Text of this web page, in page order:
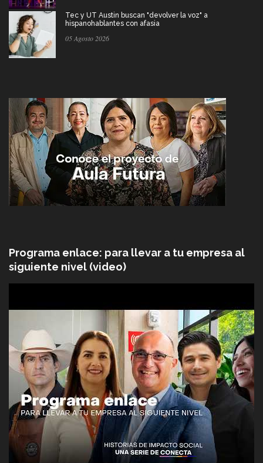
Tec y UT Austin buscan "devolver la voz" a
hispanohablantes con afasia
05 Agosto 2026
Programa enlace: para llevar a tu empresa al
siguiente nivel (video)